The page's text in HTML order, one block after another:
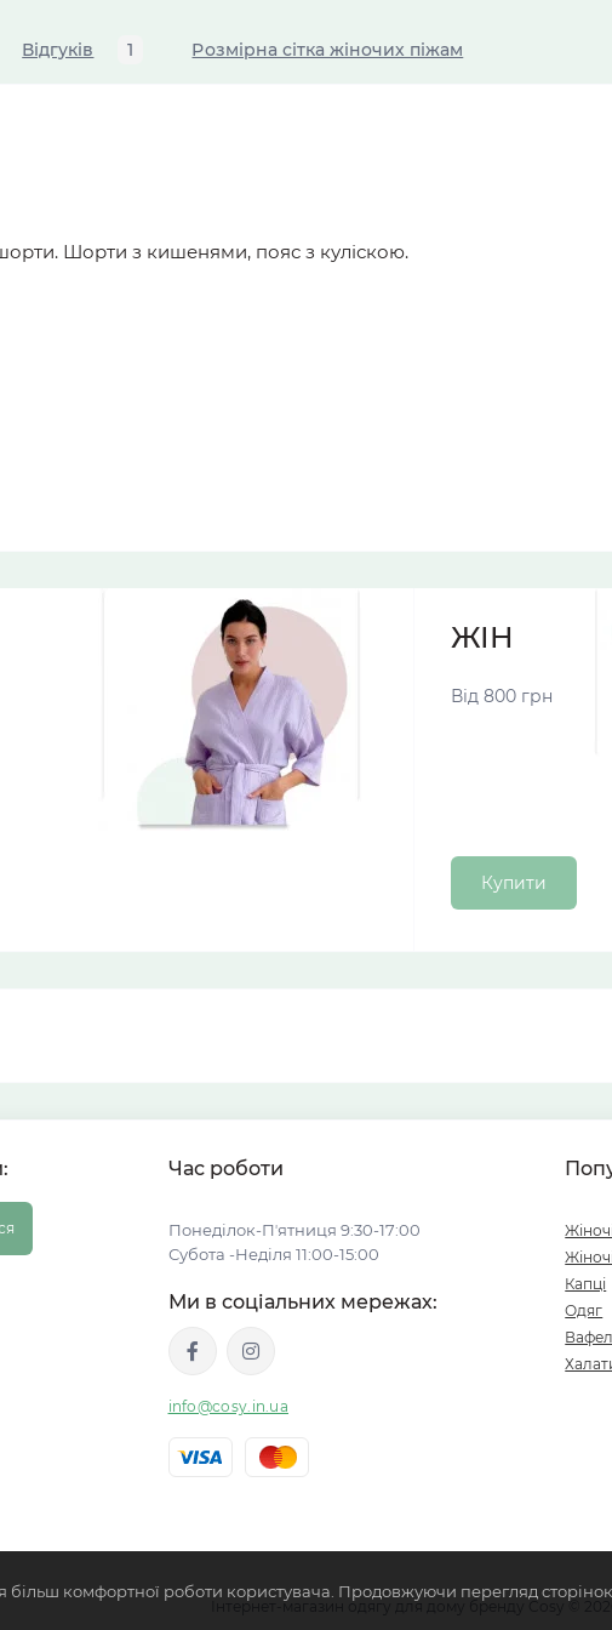
Відгуків 1 Розмірна сітка жіночих піжам
Шорти з кишенями, пояс з куліскою.
ЖІНОЧІ
Від 800 грн
Купити
Час роботи
Понеділок-Пʼятниця 9:30-17:00
Субота -Неділя 11:00-15:00
Ми в соціальних мережах:
info@cosy.in.ua
Капці
Одяг
Інтернет-магазин одягу для дому бренду Cosy © 2026
комфортної роботи користувача. Продовжуючи перегляд